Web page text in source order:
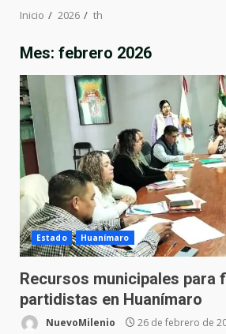
Inicio 2026 th
Mes: febrero 2026
Estado Huanímaro
Recursos municipales para
partidistas en Huanímaro
NuevoMilenio 26 de febrero de